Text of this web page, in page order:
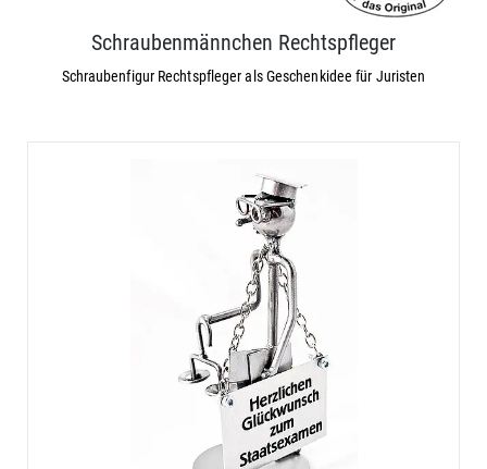
Schraubenmännchen Rechtspfleger
Schraubenfigur Rechtspfleger als Geschenkidee für Juristen